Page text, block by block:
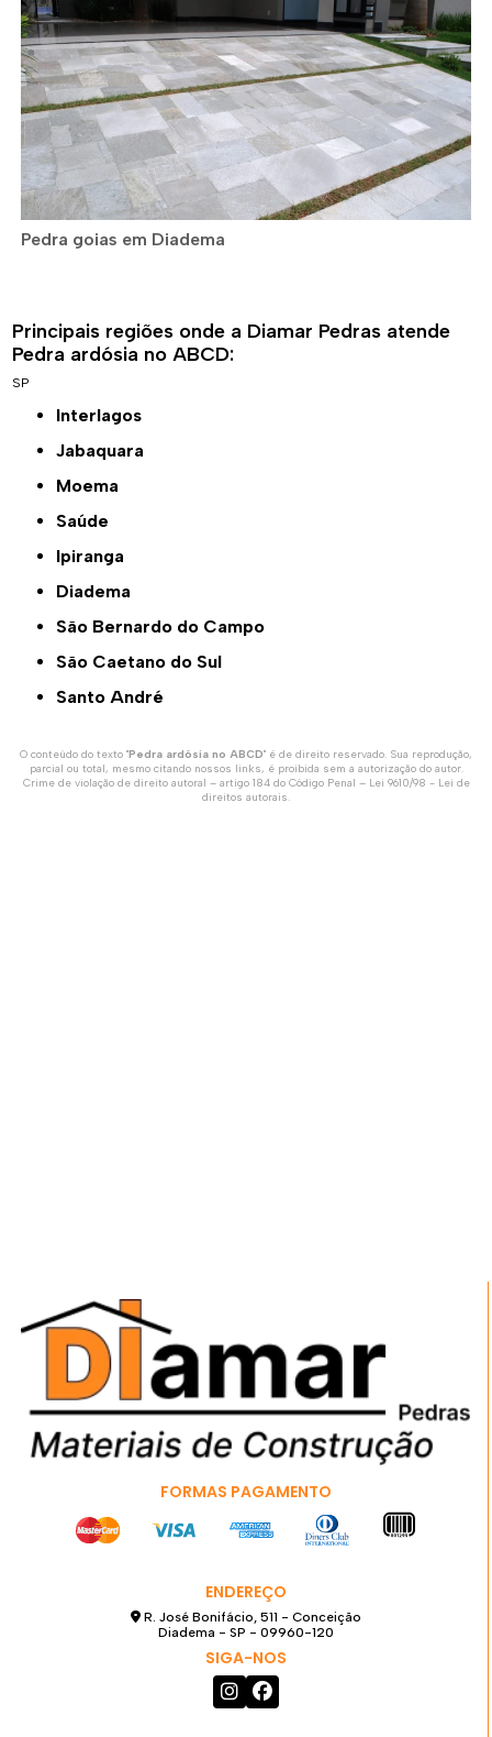
Pedra goias em Diadema
Principais regiões onde a Diamar Pedras atende
Pedra ardósia no ABCD:
SP
Interlagos
Jabaquara
Moema
Saúde
Ipiranga
Diadema
São Bernardo do Campo
São Caetano do Sul
Santo André
O conteúdo do texto "Pedra ardósia no ABCD" é de direito reservado. Sua reprodução,
parcial ou total, mesmo citando nossos links, é proibida sem a autorização do autor.
Crime de violação de direito autoral – artigo 184 do Código Penal – Lei 9610/98 - Lei de
direitos autorais.
FORMAS PAGAMENTO
ENDEREÇO
R. José Bonifácio, 511 - Conceição
Diadema - SP - 09960-120
SIGA-NOS